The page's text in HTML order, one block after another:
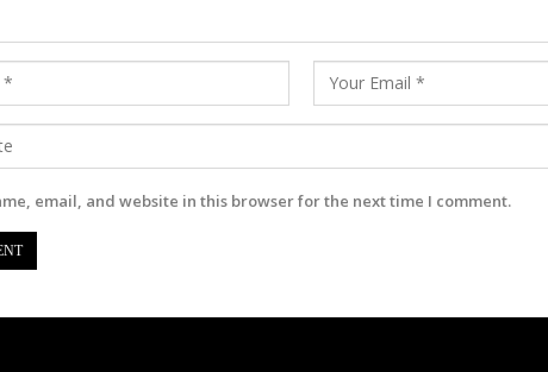
email, and website in this browser for the next time I comment.